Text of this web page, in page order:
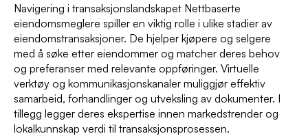
Navigering i transaksjonslandskapet Nettbaserte
eiendomsmeglere spiller en viktig rolle i ulike stadier av
eiendomstransaksjoner. De hjelper kjøpere og selgere
med å søke etter eiendommer og matcher deres behov
og preferanser med relevante oppføringer. Virtuelle
verktøy og kommunikasjonskanaler muliggjør effektiv
samarbeid, forhandlinger og utveksling av dokumenter. I
tillegg legger deres ekspertise innen markedstrender og
lokalkunnskap verdi til transaksjonsprosessen.